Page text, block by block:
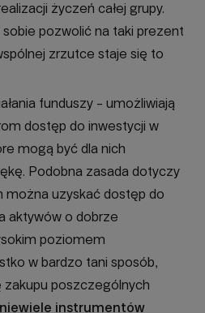
życzeń całej grupy.
sobie pozwolić na taki prezent
zrzutce staje się to
funduszy - umożliwiają
dostęp do inwestycji w
mogą być dla nich
Podobna zasada dotyczy
można uzyskać dostęp do
aktywów o dobrze
poziomem
w bardzo tani sposób,
poszczególnych
niewiele instrumentów